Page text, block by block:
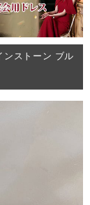
ンストーン ブル